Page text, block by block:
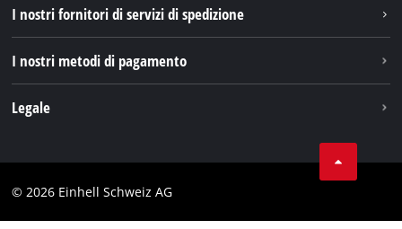
Pinterest
I nostri fornitori di servizi di spedizione
I nostri metodi di pagamento
Legale
Testata
© 2026 Einhell Schweiz AG